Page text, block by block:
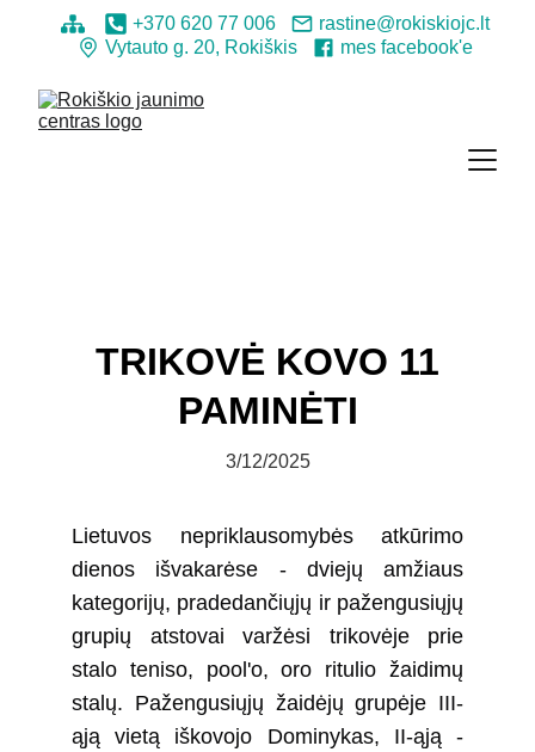
TRIKOVĖ KOVO 11
PAMINĖTI
3/12/2025
Lietuvos nepriklausomybės atkūrimo
dienos išvakarėse - dviejų amžiaus
kategorijų, pradedančiųjų ir pažengusiųjų
grupių atstovai varžėsi trikovėje prie
stalo teniso, pool'o, oro ritulio žaidimų
stalų. Pažengusiųjų žaidėjų grupėje III-
ąją vietą iškovojo Dominykas, II-ąją -
+370 620 77 006
rastine@rokiskiojc.lt
Vytauto g. 20, Rokiškis
mes facebook'e